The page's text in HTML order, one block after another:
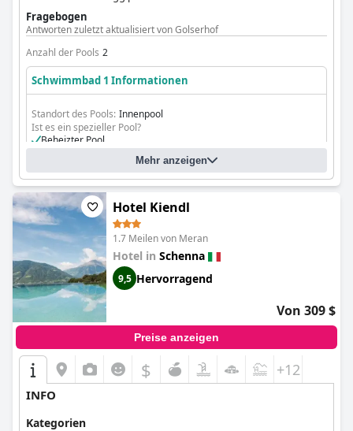
angenehmes Panorama-Schwimmerlebnis.
Fragebogen
Antworten zuletzt aktualisiert von Golserhof
Anzahl der Pools 2
Schwimmbad 1 Informationen
Standort des Pools: Innenpool
Ist es ein spezieller Pool?
Beheizter Pool
Mehr anzeigen
Hotel Kiendl
1.7 Meilen von Meran
Hotel in Schenna
9,5 Hervorragend
Von 309 $
Preise anzeigen
$ +12
INFO
Kategorien